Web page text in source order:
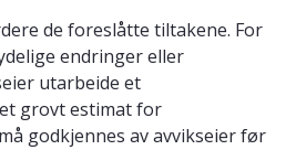
de foreslåtte tiltakene. For
endringer eller
utarbeide et
grovt estimat for
godkjennes av avvikseier før